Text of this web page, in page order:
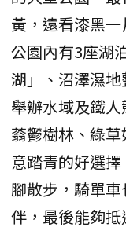
黃，遠看漆黑
公園內有3座湖
湖」、沼澤濕
舉辦水域及鐵
蓊鬱樹林、綠
意踏青的好選
腳散步，騎單
伴，最後能夠